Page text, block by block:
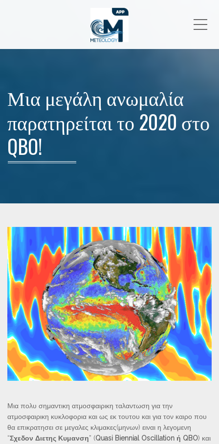
Μια μεγάλη ανωμαλία
παρατηρείται το 2020 στο
QBO!
Μια πολυ σημαντικη ατμοσφαιρικη ταλαντωση για την
ατμοσφαιρικη κυκλοφορια και ως εκ τουτου και για τον καιρο που
θα επικρατησει σε μεγαλες κλιμακες(μηνων) ειναι η λεγομενη
“Σχεδον Διετης Κυμανση” (Quasi Biennial Oscillation ή QBO) και